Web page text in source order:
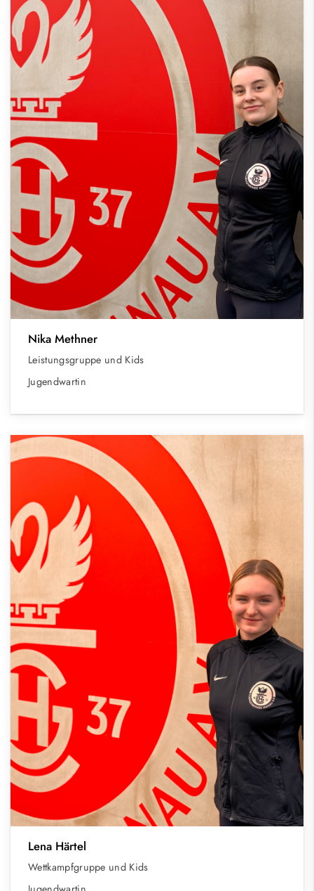
Nika Methner
Leistungsgruppe und Kids
Jugendwartin
Lena Härtel
Wettkampfgruppe und Kids